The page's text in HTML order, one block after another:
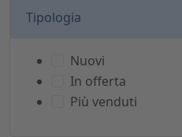
Tipologia
Nuovi
In offerta
Più venduti